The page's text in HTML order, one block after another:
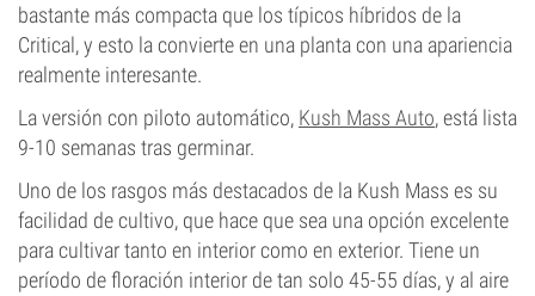
bastante más compacta que los típicos híbridos de la
Critical, y esto la convierte en una planta con una apariencia
realmente interesante.
La versión con piloto automático, Kush Mass Auto, está lista
9-10 semanas tras germinar.
Uno de los rasgos más destacados de la Kush Mass es su
facilidad de cultivo, que hace que sea una opción excelente
para cultivar tanto en interior como en exterior. Tiene un
período de floración interior de tan solo 45-55 días, y al aire